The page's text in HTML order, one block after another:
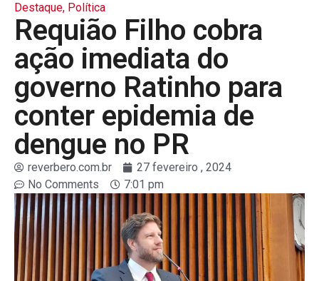
Destaque, Política
Requião Filho cobra
ação imediata do
governo Ratinho para
conter epidemia de
dengue no PR
reverbero.com.br
27 fevereiro , 2024
No Comments
7:01 pm